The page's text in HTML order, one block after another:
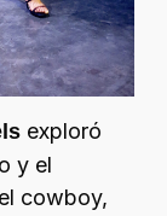
exploró
y el
cowboy,